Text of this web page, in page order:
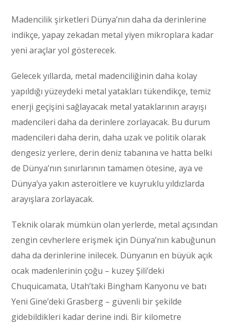
Madencilik şirketleri Dünya’nın daha da derinlerine
indikçe, yapay zekadan metal yiyen mikroplara kadar
yeni araçlar yol gösterecek.
Gelecek yıllarda, metal madenciliğinin daha kolay
yapıldığı yüzeydeki metal yatakları tükendikçe, temiz
enerji geçişini sağlayacak metal yataklarının arayışı
madencileri daha da derinlere zorlayacak. Bu durum
madencileri daha derin, daha uzak ve politik olarak
dengesiz yerlere, derin deniz tabanına ve hatta belki
de Dünya’nın sınırlarının tamamen ötesine, aya ve
Dünya’ya yakın asteroitlere ve kuyruklu yıldızlarda
arayışlara zorlayacak.
Teknik olarak mümkün olan yerlerde, metal açısından
zengin cevherlere erişmek için Dünya’nın kabuğunun
daha da derinlerine inilecek. Dünyanın en büyük açık
ocak madenlerinin çoğu – kuzey Şili’deki
Chuquicamata, Utah’taki Bingham Kanyonu ve batı
Yeni Gine’deki Grasberg – güvenli bir şekilde
gidebildikleri kadar derine indi. Bir kilometre